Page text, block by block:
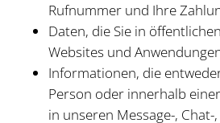
Rufnummer und Ihre
Daten, die Sie in
Websites und
Informationen, die
Person oder innerhalb
in unseren Message-,